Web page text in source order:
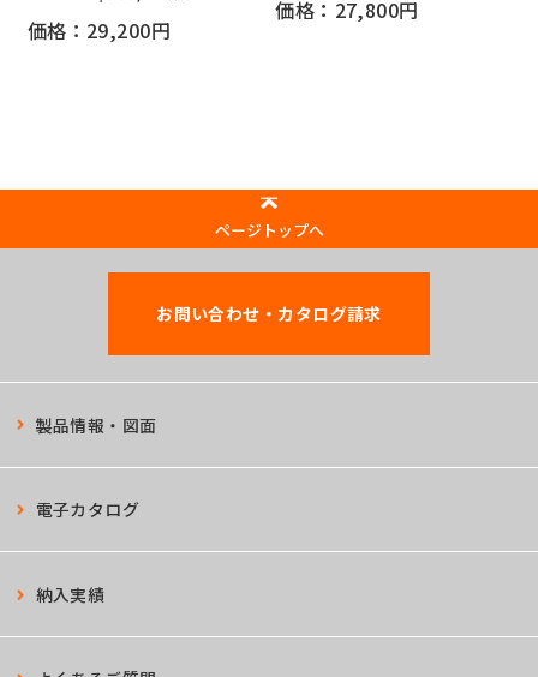
価格：29,200円
価格：27,800円
ページトップへ
製品情報・図面
電子カタログ
納入実績
お問い合わせ・カタログ請求